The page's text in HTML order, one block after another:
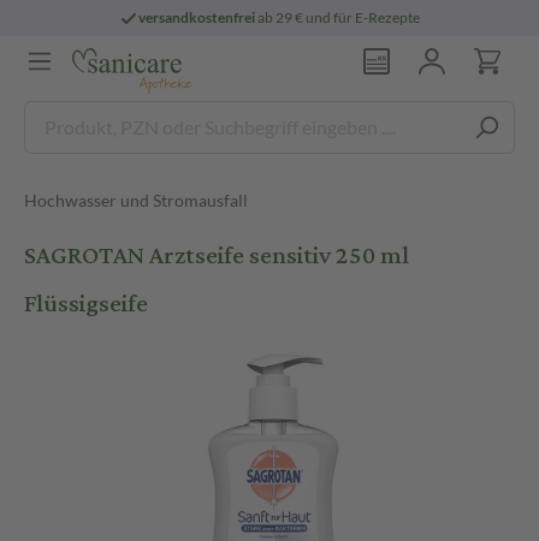
versandkostenfreiab 29 € und für E-Rezepte
Hochwasser und Stromausfall
SAGROTAN Arztseife sensitiv 250 ml
Flüssigseife